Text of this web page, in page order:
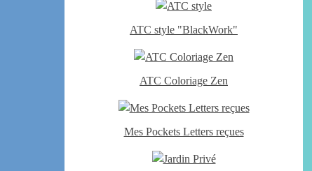
ATC style "BlackWork"
ATC Coloriage Zen
Mes Pockets Letters reçues